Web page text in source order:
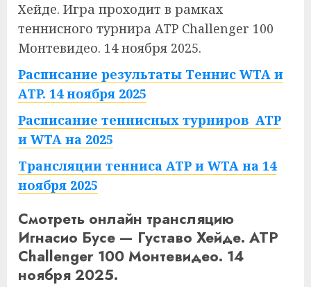
Хейде. Игра проходит в рамках
теннисного турнира ATP Challenger 100
Монтевидео. 14 ноября 2025.
Расписание результаты Теннис WTA и
ATP. 14 ноября 2025
Расписание теннисных турниров ATP
и WTA на 2025
Трансляции тенниса ATP и WTA на 14
ноября 2025
Смотреть онлайн трансляцию
Игнасио Бусе — Густаво Хейде. ATP
Challenger 100 Монтевидео. 14
ноября 2025.